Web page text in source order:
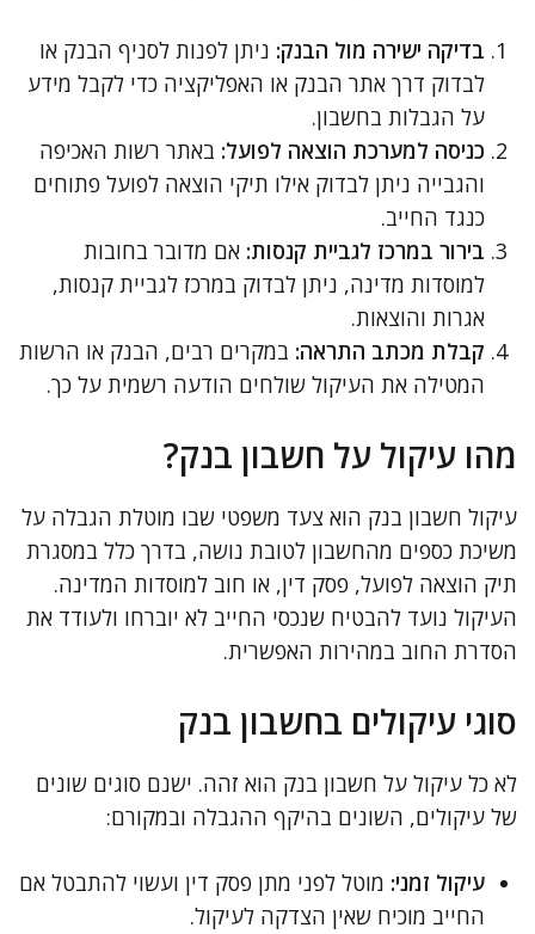
בדיקה ישירה מול הבנק: ניתן לפנות לסניף הבנק או
לבדוק דרך אתר הבנק או האפליקציה כדי לקבל מידע
על הגבלות בחשבון.
כניסה למערכת הוצאה לפועל: באתר רשות האכיפה
והגבייה ניתן לבדוק אילו תיקי הוצאה לפועל פתוחים
כנגד החייב.
בירור במרכז לגביית קנסות: אם מדובר בחובות
למוסדות מדינה, ניתן לבדוק במרכז לגביית קנסות,
אגרות והוצאות.
קבלת מכתב התראה: במקרים רבים, הבנק או הרשות
המטילה את העיקול שולחים הודעה רשמית על כך.
מהו עיקול על חשבון בנק?
עיקול חשבון בנק הוא צעד משפטי שבו מוטלת הגבלה על
משיכת כספים מהחשבון לטובת נושה, בדרך כלל במסגרת
תיק הוצאה לפועל, פסק דין, או חוב למוסדות המדינה.
העיקול נועד להבטיח שנכסי החייב לא יוברחו ולעודד את
הסדרת החוב במהירות האפשרית.
סוגי עיקולים בחשבון בנק
לא כל עיקול על חשבון בנק הוא זהה. ישנם סוגים שונים
של עיקולים, השונים בהיקף ההגבלה ובמקורם:
עיקול זמני: מוטל לפני מתן פסק דין ועשוי להתבטל אם
החייב מוכיח שאין הצדקה לעיקול.